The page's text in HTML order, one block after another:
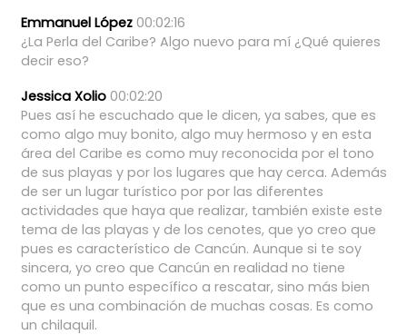
Emmanuel López 00:02:16
¿La Perla del Caribe? Algo nuevo para mí ¿Qué quieres
decir eso?
Jessica Xolio 00:02:20
Pues así he escuchado que le dicen, ya sabes, que es
como algo muy bonito, algo muy hermoso y en esta
área del Caribe es como muy reconocida por el tono
de sus playas y por los lugares que hay cerca. Además
de ser un lugar turístico por por las diferentes
actividades que haya que realizar, también existe este
tema de las playas y de los cenotes, que yo creo que
pues es característico de Cancún. Aunque si te soy
sincera, yo creo que Cancún en realidad no tiene
como un punto específico a rescatar, sino más bien
que es una combinación de muchas cosas. Es como
un chilaquil.